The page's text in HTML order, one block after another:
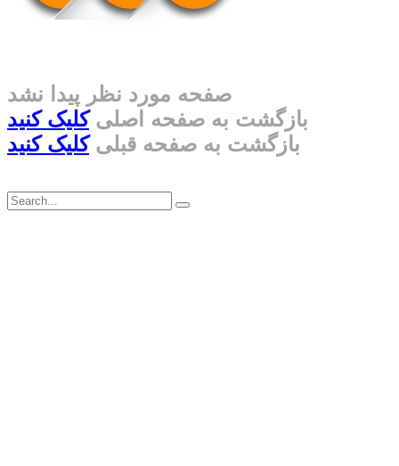
صفحه مورد نظر پیدا نشد
بازگشت به صفحه اصلیکلیک کنید
بازگشت به صفحه قبلیکلیک کنید